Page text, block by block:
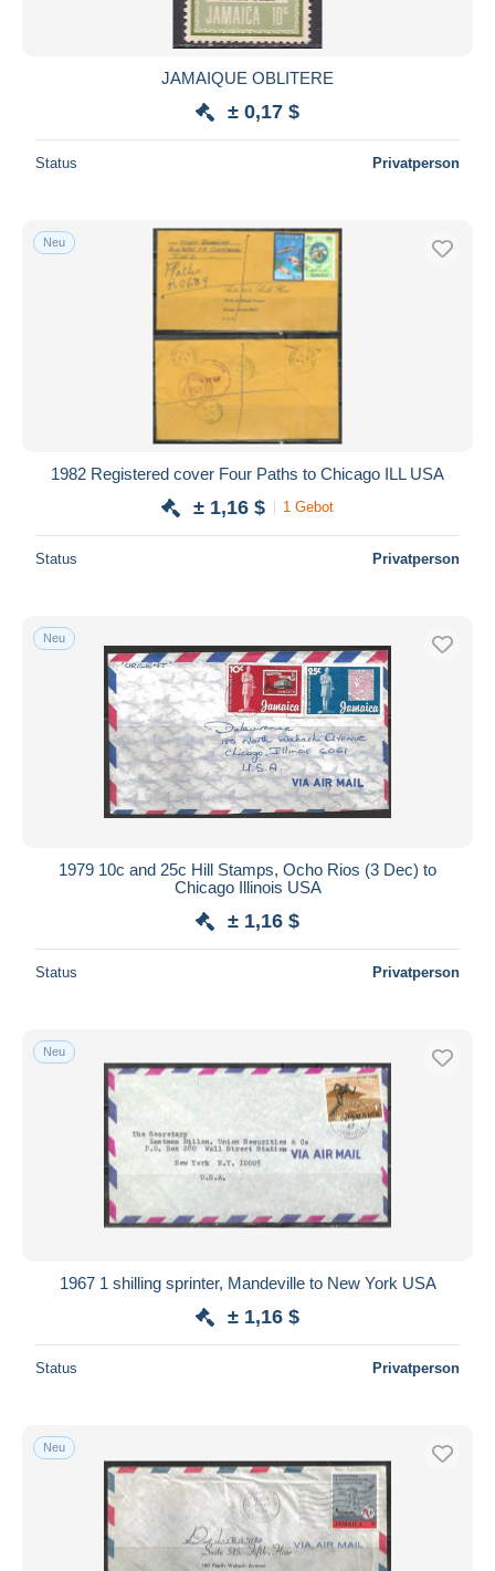
JAMAIQUE OBLITERE
± 0,17 $
Status Privatperson
Neu
1982 Registered cover Four Paths to Chicago ILL USA
± 1,16 $ 1 Gebot
Status Privatperson
Neu
1979 10c and 25c Hill Stamps, Ocho Rios (3 Dec) to
Chicago Illinois USA
± 1,16 $
Status Privatperson
Neu
1967 1 shilling sprinter, Mandeville to New York USA
± 1,16 $
Status Privatperson
Neu